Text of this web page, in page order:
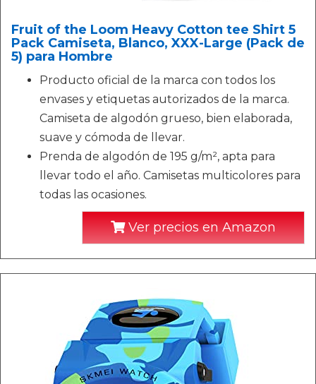
Fruit of the Loom Heavy Cotton tee Shirt 5
Pack Camiseta, Blanco, XXX-Large (Pack de
5) para Hombre
Producto oficial de la marca con todos los
envases y etiquetas autorizados de la marca.
Camiseta de algodón grueso, bien elaborada,
suave y cómoda de llevar.
Prenda de algodón de 195 g/m², apta para
llevar todo el año. Camisetas multicolores para
todas las ocasiones.
Ver precios en Amazon